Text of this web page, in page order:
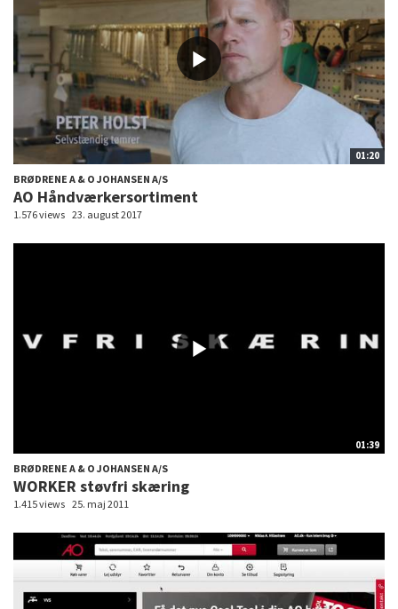
01:20
BRØDRENE A & O JOHANSEN A/S
AO Håndværkersortiment
1.576 views 23. august 2017
01:39
BRØDRENE A & O JOHANSEN A/S
WORKER støvfri skæring
1.415 views 25. maj 2011